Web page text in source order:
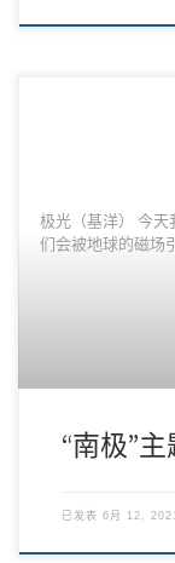
极光（基洋） 今
们会被地球的磁场
“南极”
已发表 6月 12,